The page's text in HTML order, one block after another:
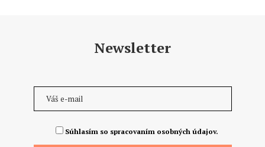
Newsletter
Súhlasím so spracovaním osobných údajov.